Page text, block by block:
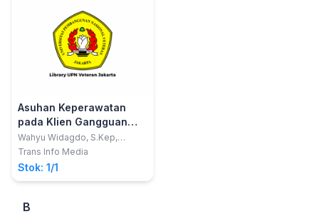
Asuhan Keperawatan
pada Klien Gangguan
Sistem Persarafan
Wahyu Widagdo, S.Kep,
M.Kep, Sp.Kom; Toto
Ratna Aryani, S.Kep
Trans Info Media
Stok: 1/1
B